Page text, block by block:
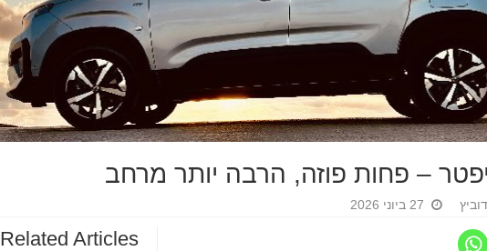
– פחות פוזה, הרבה יותר מרחב
27 ביוני 2026
Related Articles